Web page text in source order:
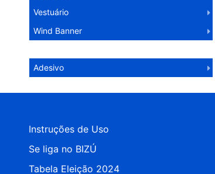
Vestuário
Wind Banner
Adesivo
Instruções de Uso
Se liga no BIZÚ
Tabela Eleição 2024